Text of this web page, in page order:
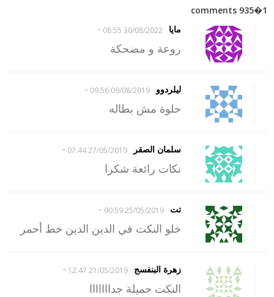
1�935 comments
مايا
30/08/2022 08:55
-
روعة و مضحكة
ليلردوو 09/08/2019 09:56
-
حلوة مش بطاله
سلمان الصقر 27/05/2019 07:44
-
نكات رائعة شكرا
تت 25/05/2019 00:59
-
خلو النكت في الدين الدين خط أحمر
زهرة البنفسج 21/05/2019 12:47
-
النكت جميلة جدااااااا